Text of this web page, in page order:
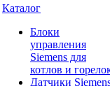
Каталог
Блоки
управления
Siemens для
котлов и
Датчики